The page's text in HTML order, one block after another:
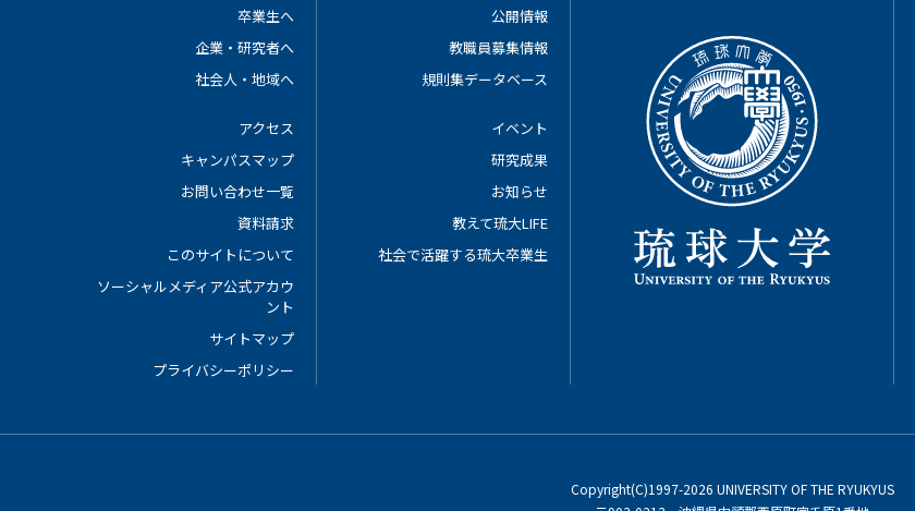
卒業生へ
企業・研究者へ
社会人・地域へ
アクセス
キャンパスマップ
お問い合わせ一覧
資料請求
このサイトについて
ソーシャルメディア公式アカウ
ント
サイトマップ
プライバシーポリシー
公開情報
教職員募集情報
規則集データベース
イベント
研究成果
お知らせ
教えて琉大LIFE
社会で活躍する琉大卒業生
Copyright(C)1997-2026 UNIVERSITY OF THE RYUKYUS